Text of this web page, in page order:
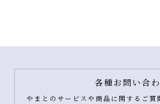
各種お問い合
やまとのサービスや商品に関するご質